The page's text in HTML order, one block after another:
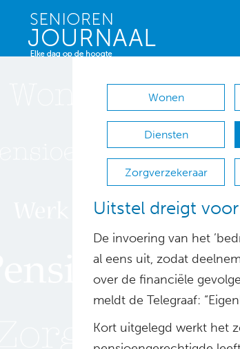
Wonen
Diensten
Zorgverzekeraar
Uitstel dreigt voor
De invoering van het
al eens uit, zodat
over de financiële
meldt de Telegraaf:
Kort uitgelegd werkt het